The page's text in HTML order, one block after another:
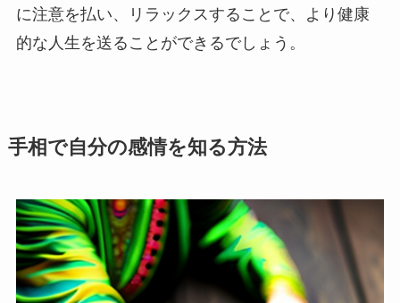
に注意を払い、リラックスすることで、より健康
的な人生を送ることができるでしょう。
手相で自分の感情を知る方法